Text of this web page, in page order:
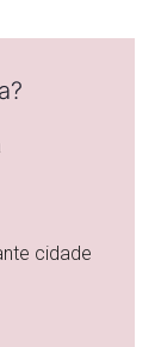
cidade